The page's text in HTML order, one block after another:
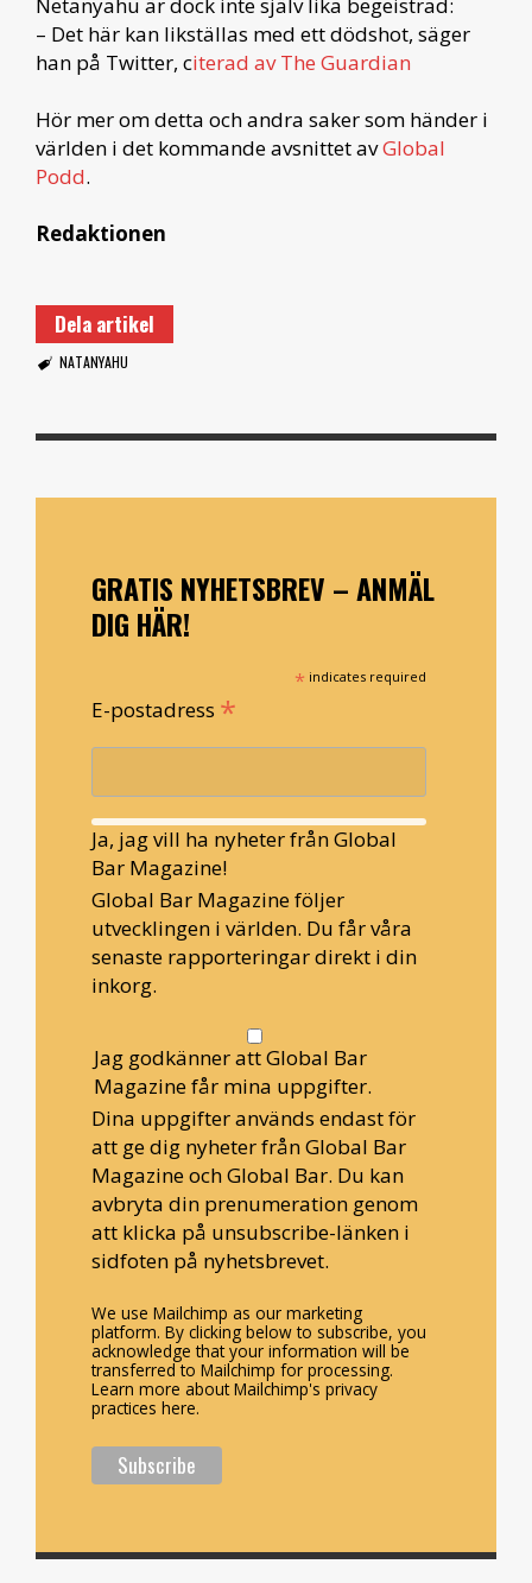
– Det här kan likställas med ett dödshot, säger
han på Twitter, citerad av The Guardian
Hör mer om detta och andra saker som händer i
världen i det kommande avsnittet avGlobal
Podd.
Redaktionen
Dela artikel
NATANYAHU
GRATIS NYHETSBREV – ANMÄL
DIG HÄR!
* indicates required
E-postadress *
Ja, jag vill ha nyheter från Global
Bar Magazine!
Global Bar Magazine följer
utvecklingen i världen. Du får våra
senaste rapporteringar direkt i din
inkorg.
Jag godkänner att Global Bar
Magazine får mina uppgifter.
Dina uppgifter används endast för
att ge dig nyheter från Global Bar
Magazine och Global Bar. Du kan
avbryta din prenumeration genom
att klicka på unsubscribe-länken i
sidfoten på nyhetsbrevet.
We use Mailchimp as our marketing
platform. By clicking below to subscribe, you
acknowledge that your information will be
transferred to Mailchimp for processing.
Learn more about Mailchimp's privacy
practices here.